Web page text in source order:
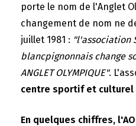
porte le nom de l'Anglet
changement de nom ne
juillet 1981 : "l'association
blancpignonnais change
ANGLET OLYMPIQUE".
centre sportif et culturel
En quelques chiffres,